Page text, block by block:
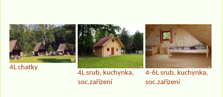
4L chatky
4L srub, kuchynka,
soc.zařízení
4-6L srub, kuchynka,
soc.zařízení